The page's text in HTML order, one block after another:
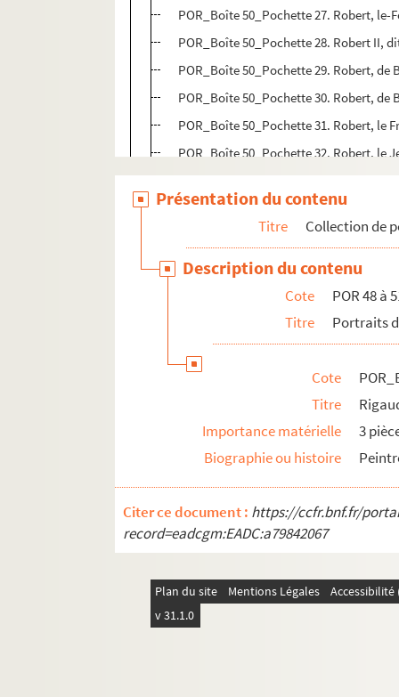
POR_Boîte 50_Pochette 27. Robert, le-
POR_Boîte 50_Pochette 28. Robert II,
POR_Boîte 50_Pochette 29. Robert, de
POR_Boîte 50_Pochette 30. Robert, de
POR_Boîte 50_Pochette 31. Robert, le
POR_Boîte 50_Pochette 32. Robert, le
POR_Boîte 50_Pochette 33. Robert,
POR_Boîte 50_Pochette 34. Robert,
POR_Boîte 50_Pochette 35.
POR_Boîte 50_Pochette 36.
POR_Boîte 50_Pochette 37.
POR_Boîte 50_Pochette 38.
POR_Boîte 50_Pochette 39. Rochelle,
POR_Boîte 50_Pochette 40.
POR_Boîte 50_Pochette 41. Rochlich,
POR_Boîte 50_Pochette 42.
POR_Boîte 50_Pochette 43. Rodet
POR_Boîte 50_Pochette 44. Rodolphe
POR_Boîte 50_Pochette 45. Rodolphe II
POR_Boîte 50_Pochette 46. Rodolphe
POR_Boîte 50_Pochette 48. Roger, dit
POR_Boîte 50_Pochette 49. Roger,
Présentation du contenu
Titre Collection de
Description du contenu
Cote
POR 48 à
Titre
Portraits
Cote
Titre
Importance matérielle
3
Biographie ou histoire
Citer ce document : https://ccfr.bnf.fr/
record=eadcgm:EADC:a79842067
Plan du site Mentions Légales
v 31.1.0